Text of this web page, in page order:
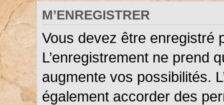
M’ENREGISTRER
Vous devez être enregistré
L’enregistrement ne prend
augmente vos possibilités.
également accorder des